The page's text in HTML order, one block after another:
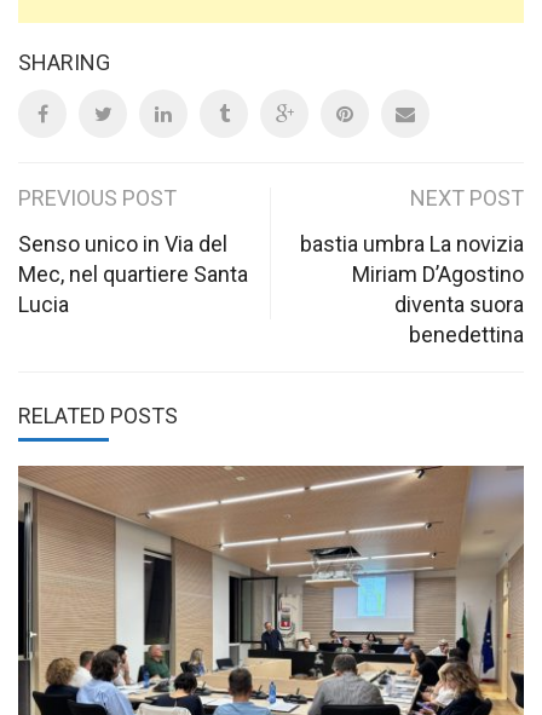
SHARING
Post
navigation
PREVIOUS POST
Senso unico in Via del
Mec, nel quartiere Santa
Lucia
NEXT POST
bastia umbra La novizia
Miriam D’Agostino
diventa suora
benedettina
RELATED POSTS